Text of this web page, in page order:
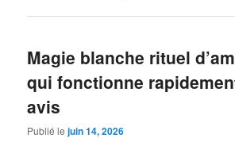
Magie blanche rituel
qui fonctionne
avis
Publié lejuin 14, 2026